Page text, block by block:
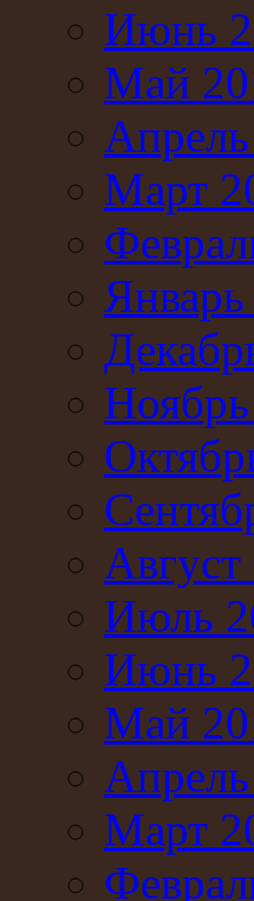
Июнь
Май
Март
Июль
Июнь
Май
Март